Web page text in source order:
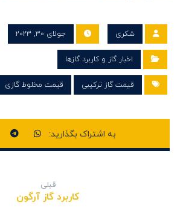
شکری جولای ۳۰, ۲۰۲۳
اخبار گاز و کاربرد گازها
قیمت گاز ترکیبی قیمت مخلوط گازی
قبلی
کاربرد گاز آرگون